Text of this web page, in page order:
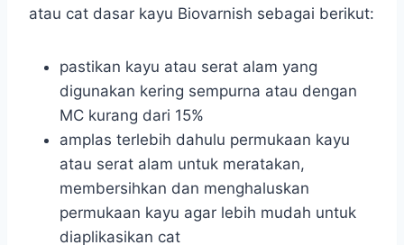
atau cat dasar kayu Biovarnish sebagai berikut:
pastikan kayu atau serat alam yang
digunakan kering sempurna atau dengan
MC kurang dari 15%
amplas terlebih dahulu permukaan kayu
atau serat alam untuk meratakan,
membersihkan dan menghaluskan
permukaan kayu agar lebih mudah untuk
diaplikasikan cat